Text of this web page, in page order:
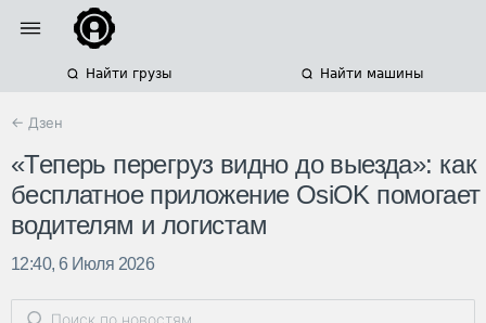
Найти грузы Найти машины
← Дзен
«Теперь перегруз видно до выезда»: как
бесплатное приложение OsiOK помогает
водителям и логистам
12:40, 6 Июля 2026